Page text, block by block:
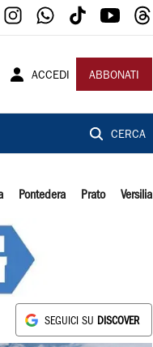
ACCEDI ABBONATI
CERCA
Pontedera Prato Versilia
SEGUICI SU DISCOVER